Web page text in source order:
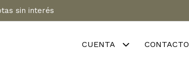
sin interés
CUENTA CONTACTO